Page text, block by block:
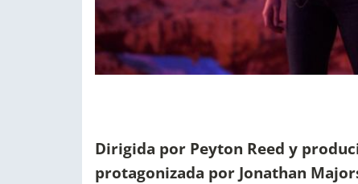
Dirigida por Peyton Reed y
protagonizada por Jonathan